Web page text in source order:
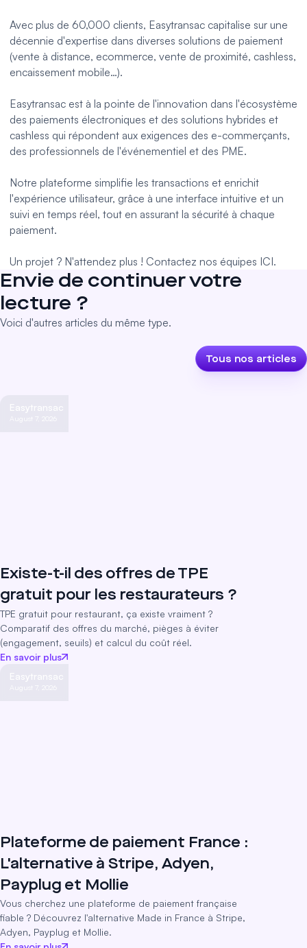
Avec plus de 60,000 clients, Easytransac capitalise sur une
décennie d'expertise dans diverses solutions de paiement
(vente à distance, ecommerce, vente de proximité, cashless,
encaissement mobile…).
Easytransac est à la pointe de l'innovation dans l'écosystème
des paiements électroniques et des solutions hybrides et
cashless qui répondent aux exigences des e-commerçants,
des professionnels de l'événementiel et des PME.
Notre plateforme simplifie les transactions et enrichit
l'expérience utilisateur, grâce à une interface intuitive et un
suivi en temps réel, tout en assurant la sécurité à chaque
paiement.
Un projet ? N'attendez plus ! Contactez nos équipes ICI.
Envie de continuer votre
lecture ?
Voici d'autres articles du même type.
Tous nos articles
Easytransac
August 7, 2026
Existe-t-il des offres de TPE
gratuit pour les restaurateurs ?
TPE gratuit pour restaurant, ça existe vraiment ?
Comparatif des offres du marché, pièges à éviter
(engagement, seuils) et calcul du coût réel.
En savoir plus
Easytransac
August 7, 2026
Plateforme de paiement France :
L'alternative à Stripe, Adyen,
Payplug et Mollie
Vous cherchez une plateforme de paiement française
fiable ? Découvrez l'alternative Made in France à Stripe,
Adyen, Payplug et Mollie.